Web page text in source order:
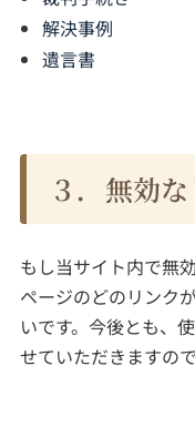
解決事例
遺言書
３．無効
もし当サイト内で無
ページのどのリンク
いです。今後とも、
せていただきますの